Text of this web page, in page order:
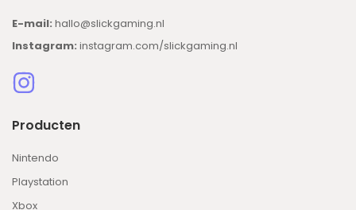
E-mail: hallo@slickgaming.nl
Instagram: instagram.com/slickgaming.nl
Producten
Nintendo
Playstation
Xbox